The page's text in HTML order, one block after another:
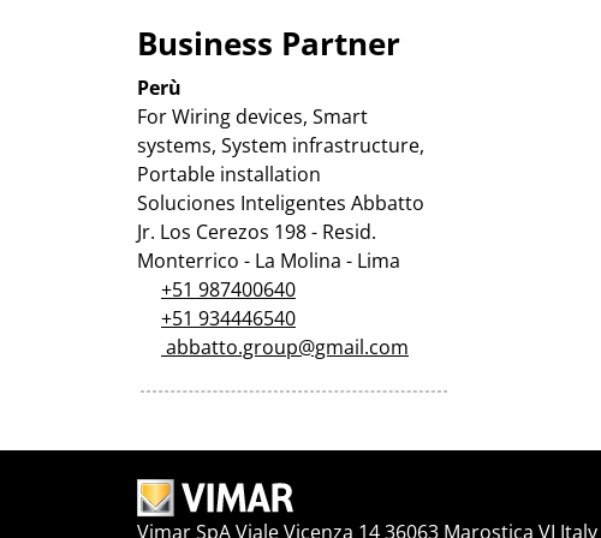
Business Partner
Perù
For Wiring devices, Smart
systems, System infrastructure,
Portable installation
Soluciones Inteligentes Abbatto
Jr. Los Cerezos 198 - Resid.
Monterrico - La Molina - Lima
+51 987400640
+51 934446540
abbatto.group@gmail.com
Vimar SpA Viale Vicenza 14 36063 Marostica VI Italy